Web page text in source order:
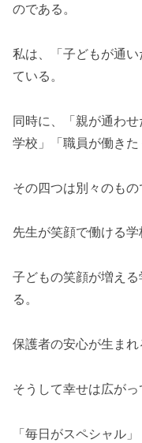
のである。
私は、「子どもが通
ている。
同時に、「親が通わ
学校」「職員が働きた
その四つは別々のもの
先生が笑顔で働ける学
子どもの笑顔が増え
る。
保護者の安心が生まれ
そうして幸せは広がっ
「毎日がスペシャル」